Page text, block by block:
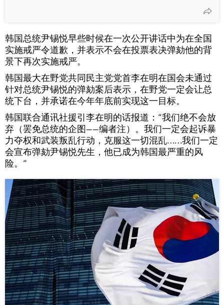
韩国总统尹锡悦早些时候在一次公开讲话中为在全国
实施戒严令道歉，并表示不会在投票表决弹劾他的背
景下再次实施戒严。
韩国最大在野党共同民主党党首李在明在国会未通过
针对总统尹锡悦的弹劾案后表示，在野党一定会让总
统下台，并承诺在今年年底前实现这一目标。
韩国联合通讯社援引李在明的话报道：“我们绝不会放
弃（罢免总统的企图——编者注）。我们一定会起诉暴
力夺权和武装叛乱行动，克服这一切混乱……我们一定
会宣布弹劾尹锡悦先生，他已成为韩国最严重的风
险。“